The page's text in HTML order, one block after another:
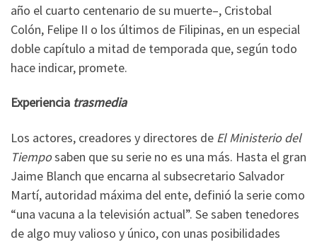
año el cuarto centenario de su muerte–, Cristobal
Colón, Felipe II o los últimos de Filipinas, en un especial
doble capítulo a mitad de temporada que, según todo
hace indicar, promete.
Experiencia trasmedia
Los actores, creadores y directores de El Ministerio del
Tiemposaben que su serie no es una más. Hasta el gran
Jaime Blanch que encarna al subsecretario Salvador
Martí, autoridad máxima del ente, definió la serie como
“una vacuna a la televisión actual”. Se saben tenedores
de algo muy valioso y único, con unas posibilidades